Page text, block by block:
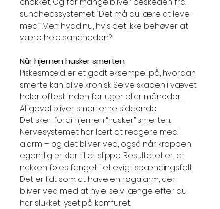
sundhedssystemet: “Det må du lære at leve
med.” Men hvad nu, hvis det ikke behøver at
være hele sandheden?
Når hjernen husker smerten
Piskesmæld er et godt eksempel på, hvordan
smerte kan blive kronisk. Selve skaden i vævet
heler oftest inden for uger eller måneder.
Alligevel bliver smerterne siddende.
Det sker, fordi hjernen “husker” smerten.
Nervesystemet har lært at reagere med
alarm – og det bliver ved, også når kroppen
egentlig er klar til at slippe. Resultatet er, at
nakken føles fanget i et evigt spændingsfelt.
Det er lidt som at have en røgalarm, der
bliver ved med at hyle, selv længe efter du
har slukket lyset på komfuret.